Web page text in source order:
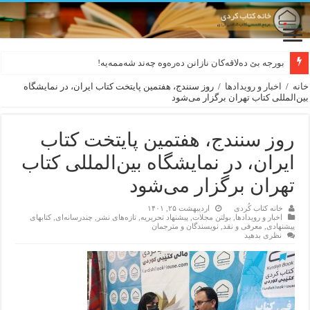
بورجە بێ دەلاقەکان نازانن دەرەوە چەند شەممەیە!
ترجمه‌ی گزیده‌‌ی اشعار فرهاد شاکلی به زبان فارسی
خانه / اخبار و رویدادها / روز سنندج، هفتمین پایتخت کتاب ایران، در نمایشگاه
بین‌المللی کتاب تهران برگزار می‌شود
روز سنندج، هفتمین پایتخت کتاب
ایران، در نمایشگاه بین‌المللی کتاب
تهران برگزار می‌شود
خانه کتاب کُردی
اردیبهشت ۲۵, ۱۴۰۱
اخبار و رویدادها
بولتن مجلات پیشنهاد تحریریه ,تازەهای نشر چندرسانه‌ای ,کتابهای
پیشنهادی
معرفی و نقد
نویسندگان و مترجمان
نظری بدهید